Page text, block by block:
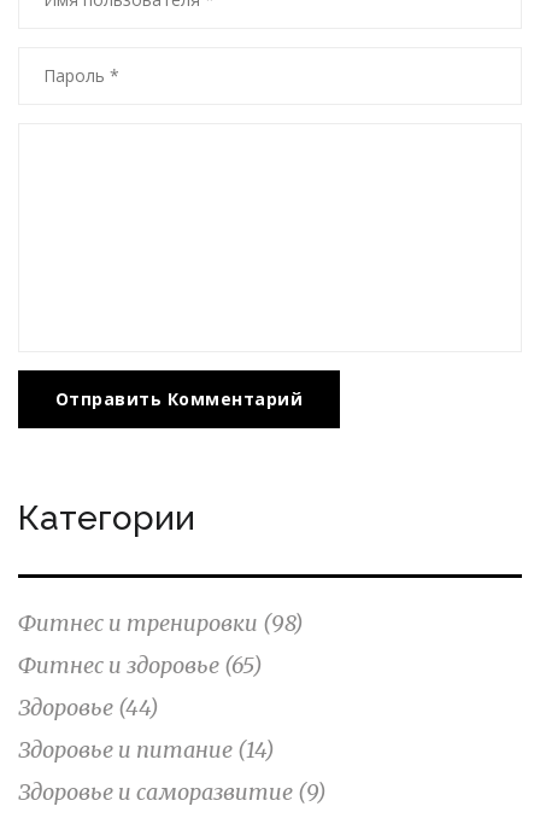
Отправить Комментарий
Категории
Фитнес и тренировки (98)
Фитнес и здоровье (65)
Здоровье (44)
Здоровье и питание (14)
Здоровье и саморазвитие (9)